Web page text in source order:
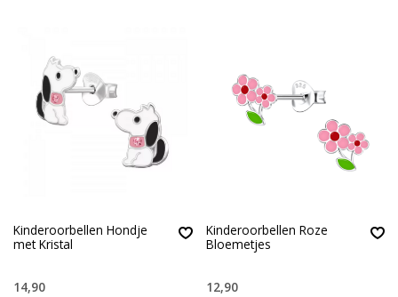
Kinderoorbellen Hondje
met Kristal
14,90
Kinderoorbellen Roze
Bloemetjes
12,90